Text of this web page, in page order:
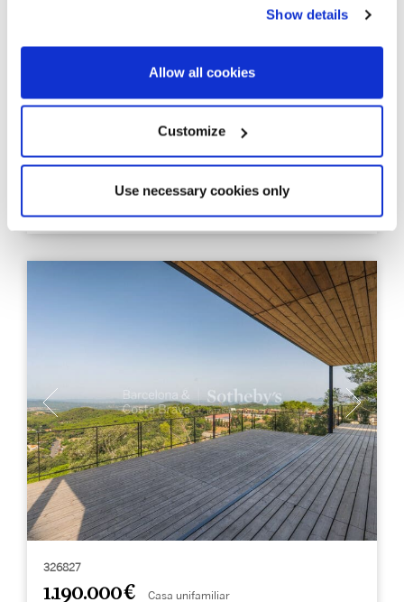
Show details
Allow all cookies
Customize
Use necessary cookies only
Villa de style méditerranéen à S’Agaró
avec vue sur la mer
Surface bâtie Superficie du terrain
5
326827
1.190.000 € Casa unifamiliar